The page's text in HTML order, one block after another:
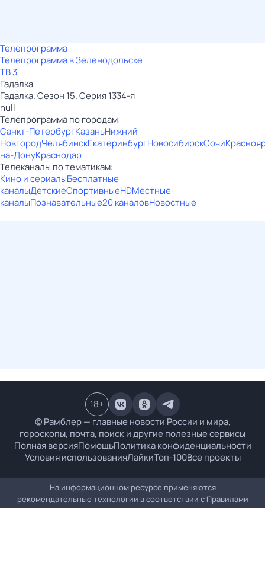
Телепрограмма
Телепрограмма в Зеленодольске
ТВ 3
Гадaлкa
Гадaлкa. Сезон 15. Серия 1334-я
null
Телепрограмма по городам:
Санкт-ПетербургКазаньНижний
НовгородЧелябинскЕкатеринбургНовосибирскСочи
на-ДонуКраснодар
Телеканалы по тематикам:
Кино и сериалыБесплатные
каналыДетскиеСпортивныеHDМестные
каналыПознавательные20 каналовНовостные
© Рамблер — главные новости России и мира,
гороскопы, почта, поиск и другие полезные сервисы
Полная версияПомощьПолитика конфиденциальности
Условия использованияЛайкиТоп-100Все проекты
18+
На информационном ресурсе применяются
рекомендательные технологии в соответствии с Правилами